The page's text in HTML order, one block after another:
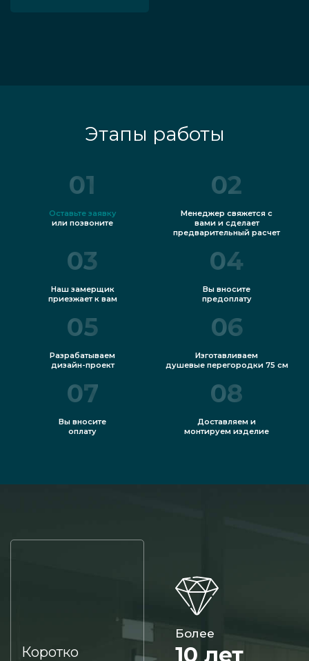
Этапы работы
01
Оставьте заявку
или позвоните
02
Менеджер свяжется с
вами и сделает
предварительный расчет
03
Наш замерщик
приезжает к вам
04
Вы вносите
предоплату
05
Разрабатываем
дизайн-проект
06
Изготавливаем
душевые перегородки 75 см
07
Вы вносите
оплату
08
Доставляем и
монтируем изделие
Коротко
Более
10 лет